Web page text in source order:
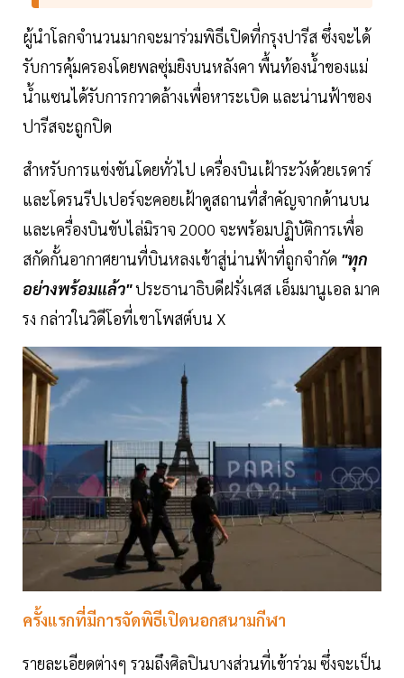
ผู้นำโลกจำนวนมากจะมาร่วมพิธีเปิดที่กรุงปารีส ซึ่งจะได้
รับการคุ้มครองโดยพลซุ่มยิงบนหลังคา พื้นท้องน้ำของแม่
น้ำแซนได้รับการกวาดล้างเพื่อหาระเบิด และน่านฟ้าของ
ปารีสจะถูกปิด
สำหรับการแข่งขันโดยทั่วไป เครื่องบินเฝ้าระวังด้วยเรดาร์
และโดรนรีปเปอร์จะคอยเฝ้าดูสถานที่สำคัญจากด้านบน
และเครื่องบินขับไล่มิราจ 2000 จะพร้อมปฏิบัติการเพื่อ
สกัดกั้นอากาศยานที่บินหลงเข้าสู่น่านฟ้าที่ถูกจำกัด "ทุก
อย่างพร้อมแล้ว"ประธานาธิบดีฝรั่งเศส เอ็มมานูเอล มาค
รง กล่าวในวิดีโอที่เขาโพสต์บน X
ครั้งแรกที่มีการจัดพิธีเปิดนอกสนามกีฬา
รายละเอียดต่างๆ รวมถึงศิลปินบางส่วนที่เข้าร่วม ซึ่งจะเป็น